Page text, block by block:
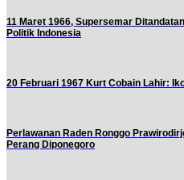
11 Maret 1966, Supersemar
Politik Indonesia
20 Februari 1967 Kurt Cobain Lahir:
Perlawanan Raden Ronggo
Perang Diponegoro